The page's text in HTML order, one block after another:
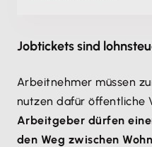
Jobtickets sind
Arbeitnehmer müssen
nutzen dafür öffentliche
Arbeitgeber dürfen
den Weg zwischen